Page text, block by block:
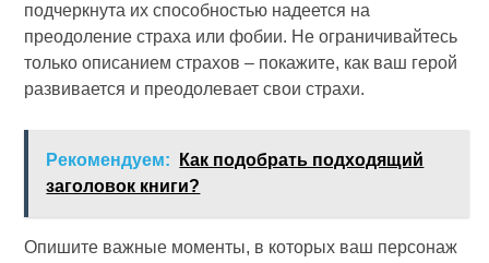
подчеркнута их способностью надеется на
преодоление страха или фобии. Не ограничивайтесь
только описанием страхов – покажите, как ваш герой
развивается и преодолевает свои страхи.
Рекомендуем:
Как подобрать подходящий
заголовок книги?
Опишите важные моменты, в которых ваш персонаж